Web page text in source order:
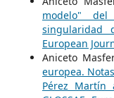
modelo"
singularidad
European
Aniceto
europea.
Pérez Martín